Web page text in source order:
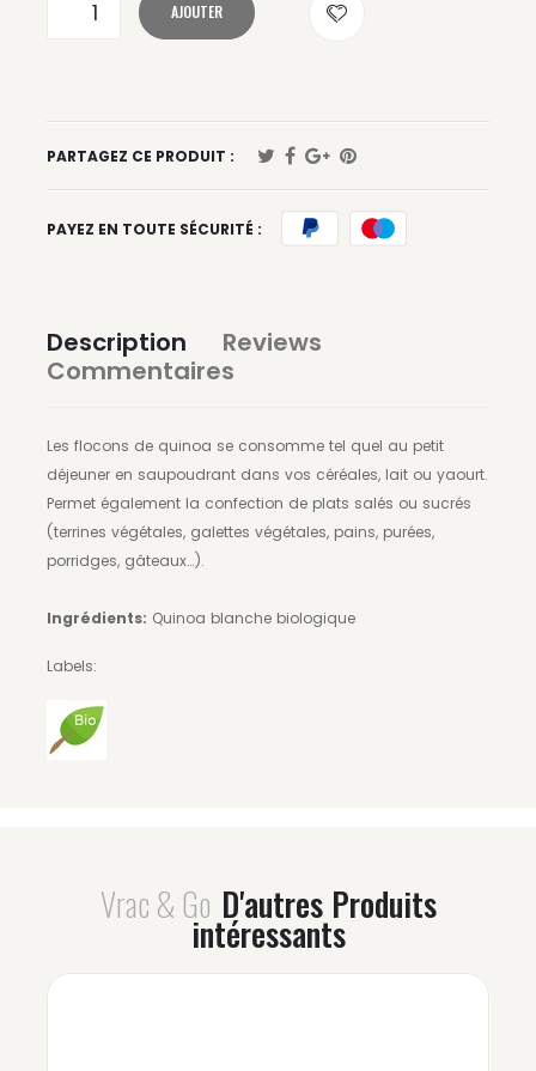
AJOUTER
PARTAGEZ CE PRODUIT :
PAYEZ EN TOUTE SÉCURITÉ :
Description
Reviews
Commentaires
Les flocons de quinoa se consomme tel quel au petit
déjeuner en saupoudrant dans vos céréales, lait ou yaourt.
Permet également la confection de plats salés ou sucrés
(terrines végétales, galettes végétales, pains, purées,
porridges, gâteaux…).
Ingrédients: Quinoa blanche biologique
Labels:
Vrac & Go D'autres Produits
intéressants